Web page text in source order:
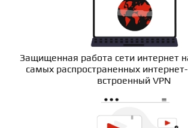
Защищенная работа сети интернет
самых распространенных
встроенный VPN